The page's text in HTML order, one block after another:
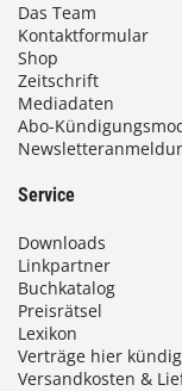
Das Team
Kontaktformular
Shop
Zeitschrift
Mediadaten
Abo-
Service
Downloads
Linkpartner
Buchkatalog
Preisrätsel
Lexikon
Verträge hier
Versandkosten &